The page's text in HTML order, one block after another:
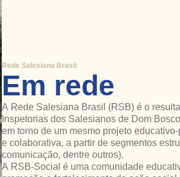
Rede Salesiana Brasil
Em rede
A Rede Salesiana Brasil (RSB) é o
Inspetorias dos Salesianos de Dom
em torno de um mesmo projeto
e colaborativa, a partir de segmentos
comunicação, dentre outros).
A RSB-Social é uma comunidade